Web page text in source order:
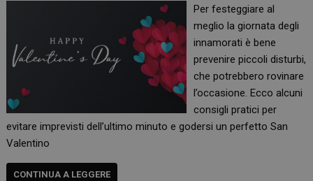
Per festeggiare al
meglio la giornata degli
innamorati è bene
prevenire piccoli disturbi,
che potrebbero rovinare
l’occasione. Ecco alcuni
consigli pratici per
evitare imprevisti dell’ultimo minuto e godersi un perfetto San
Valentino
CONTINUA A LEGGERE